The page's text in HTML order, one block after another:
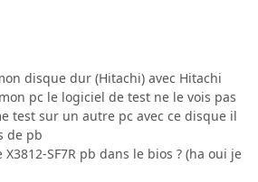
disque dur (Hitachi) avec Hitachi
pc le logiciel de test ne le vois pas
test sur un autre pc avec ce disque il
de pb
SF7R pb dans le bios ? (ha oui je